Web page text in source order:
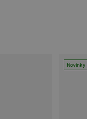
Novinky